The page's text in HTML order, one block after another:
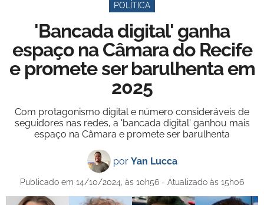
POLÍTICA
'Bancada digital' ganha
espaço na Câmara do Recife
e promete ser barulhenta em
2025
Com protagonismo digital e número consideráveis de
seguidores nas redes, a 'bancada digital' ganhou mais
espaço na Câmara e promete ser barulhenta
por Yan Lucca
Publicado em 14/10/2024, às 10h56 - Atualizado às 15h06